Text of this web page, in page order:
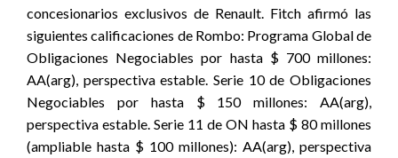
concesionarios exclusivos de Renault. Fitch afirmó las
siguientes calificaciones de Rombo: Programa Global de
Obligaciones Negociables por hasta $ 700 millones:
AA(arg), perspectiva estable. Serie 10 de Obligaciones
Negociables por hasta $ 150 millones: AA(arg),
perspectiva estable. Serie 11 de ON hasta $ 80 millones
(ampliable hasta $ 100 millones): AA(arg), perspectiva